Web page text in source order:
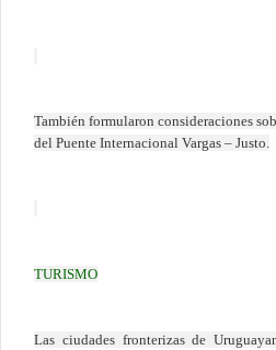
También formularon consideraciones
del Puente Internacional Vargas – Justo.
TURISMO
Las ciudades fronterizas de